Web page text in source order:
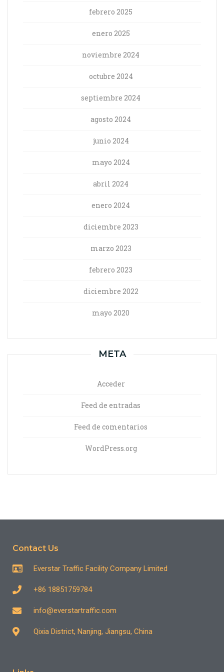
febrero 2025
enero 2025
noviembre 2024
octubre 2024
septiembre 2024
agosto 2024
junio 2024
mayo 2024
abril 2024
enero 2024
diciembre 2023
marzo 2023
febrero 2023
diciembre 2022
mayo 2020
META
Acceder
Feed de entradas
Feed de comentarios
WordPress.org
Contact Us
Everstar Traffic Facility Company Limited
+86 18851759784
info@everstartraffic.com
Qixia District, Nanjing, Jiangsu, China